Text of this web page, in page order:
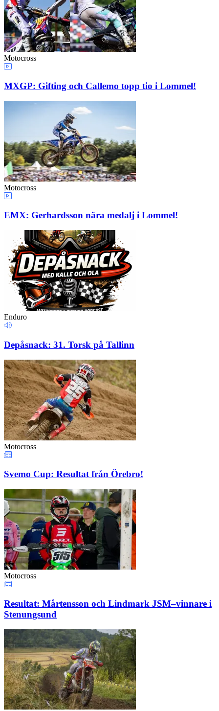
Motocross
MXGP: Gifting och Callemo topp tio i Lommel!
Motocross
EMX: Gerhardsson nära medalj i Lommel!
Enduro
Depåsnack: 31. Torsk på Tallinn
Motocross
Svemo Cup: Resultat från Örebro!
Motocross
Resultat: Mårtensson och Lindmark JSM–vinnare i
Stenungsund